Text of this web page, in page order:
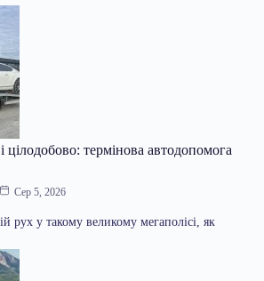
цілодобово: термінова автодопомога
Сер 5, 2026
рух у такому великому мегаполісі, як